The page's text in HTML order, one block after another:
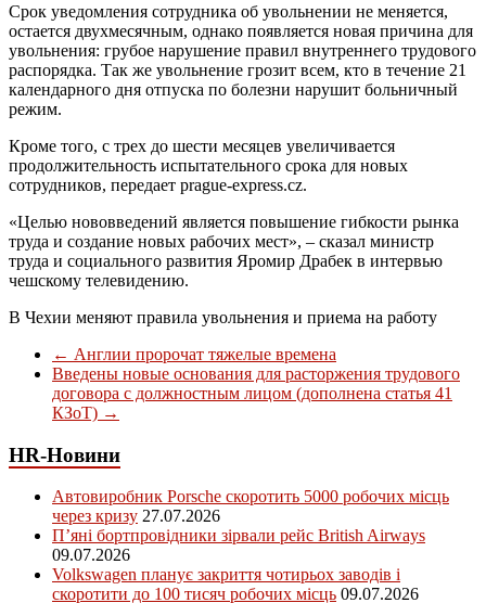
Срок уведомления сотрудника об увольнении не меняется,
остается двухмесячным, однако появляется новая причина для
увольнения: грубое нарушение правил внутреннего трудового
распорядка. Так же увольнение грозит всем, кто в течение 21
календарного дня отпуска по болезни нарушит больничный
режим.
Кроме того, с трех до шести месяцев увеличивается
продолжительность испытательного срока для новых
сотрудников, передает prague-express.cz.
«Целью нововведений является повышение гибкости рынка
труда и создание новых рабочих мест», – сказал министр
труда и социального развития Яромир Драбек в интервью
чешскому телевидению.
В Чехии меняют правила увольнения и приема на работу
← Англии пророчат тяжелые времена
Введены новые основания для расторжения трудового
договора с должностным лицом (дополнена статья 41
КЗоТ) →
HR-Новини
Автовиробник Porsche скоротить 5000 робочих місць
через кризу 27.07.2026
П’яні бортпровідники зірвали рейс British Airways
09.07.2026
Volkswagen планує закриття чотирьох заводів і
скоротити до 100 тисяч робочих місць 09.07.2026